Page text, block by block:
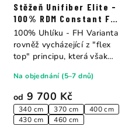
Stěžeň Unifiber Elite -
100% RDM Constant FH
Curve
od 9 700 Kč
340 cm 370 cm
400 cm
430 cm
460 cm
Na objednání (5–7 dnů)
100% Uhlíku - FH Varianta
rovněž vycházející z "flex
top" principu, která však